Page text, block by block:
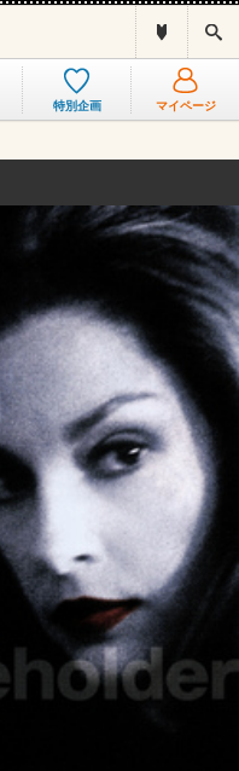
ス
特別企画 マイページ